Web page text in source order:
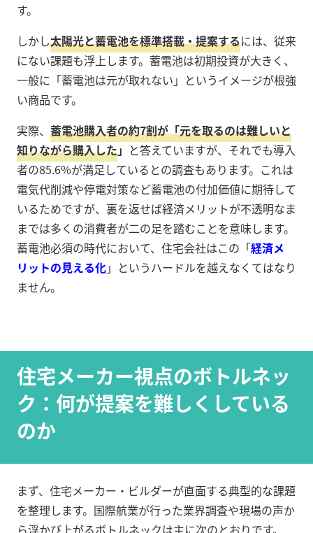
す。
しかし太陽光と蓄電池を標準搭載・提案するには、従来
にない課題も浮上します。蓄電池は初期投資が大きく、
一般に「蓄電池は元が取れない」というイメージが根強
い商品です。
実際、 蓄電池購入者の約7割が「元を取るのは難しいと
知りながら購入した」 と答えていますが、それでも導入
者の85.6%が満足しているとの調査もあります。これは
電気代削減や停電対策など蓄電池の付加価値に期待して
いるためですが、裏を返せば経済メリットが不透明なま
までは多くの消費者が二の足を踏むことを意味します。
蓄電池必須の時代において、住宅会社はこの「経済メ
リットの見える化」というハードルを越えなくてはなり
ません。
住宅メーカー視点のボトルネッ
ク：何が提案を難しくしている
のか
まず、住宅メーカー・ビルダーが直面する典型的な課題
を整理します。国際航業が行った業界調査や現場の声か